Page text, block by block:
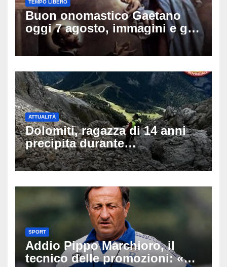
TEMPO LIBERO
Buon onomastico Gaetano
oggi 7 agosto, immagini e gif
di auguri da condividere sui
social
ATTUALITÀ
Dolomiti, ragazza di 14 anni
precipita durante
un’escursione: tragedia sul
Latemar davanti alla famiglia
SPORT
Addio Pippo Marchioro, il
tecnico delle promozioni: «Ha